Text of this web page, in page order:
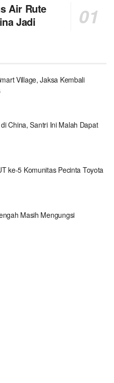
Air Rute
Jadi
Village, Jaksa Kembali
China, Santri Ini Malah Dapat
ke-5 Komunitas Pecinta Toyota
Masih Mengungsi